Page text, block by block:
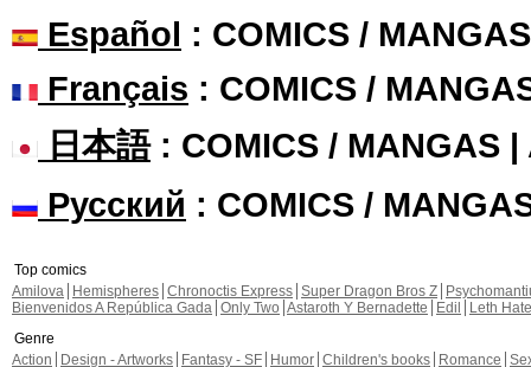
Español : COMICS /
Français : COMICS /
日本語: COMICS / MANGAS |
Русский : COMICS /
Top comics
Amilova
Hemispheres Chronoctis Express Super Dragon Bros Z
Bienvenidos A República Gada Only Two Astaroth Y Bernadette Edil
Leth Hate
Genre
Action
Design - Artworks Fantasy - SF Humor Children's books Romance